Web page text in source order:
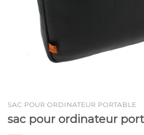
SAC POUR ORDINATEUR PORTABLE
sac pour ordinateur